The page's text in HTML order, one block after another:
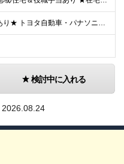
★リモート実績あり★ トヨタ自動車・パナソニック・東芝など大手メーカーでのポストも多数！ 全国の取引先での就業となります（沖縄を除く） 『地元で働きたい』という希望に、業界トップクラス約7,00
検討中に入れる
2026.08.24